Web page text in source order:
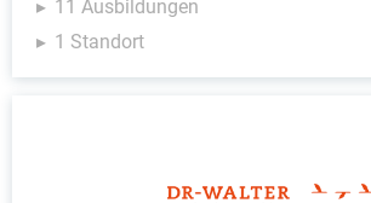
11 Ausbildungen
1 Standort